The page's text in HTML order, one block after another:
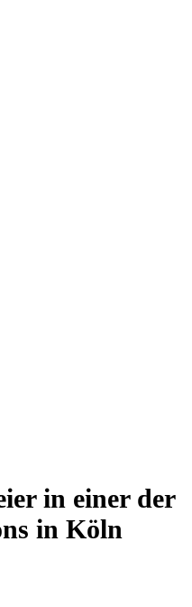
in einer der
in Köln